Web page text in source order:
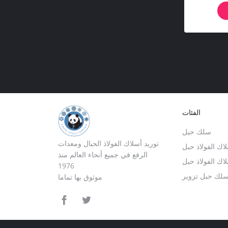
توريد أسلاك الفولاذ الحبال ومعدات
الرفع في جميع أنحاء العالم منذ
1976
موثوق بها تماما
الفئات
سلك حبل تزوير
سلك حبل
الفولاذ حبل
الفولاذ حبل